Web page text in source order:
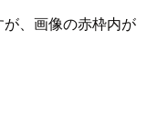
、画像の赤枠内が